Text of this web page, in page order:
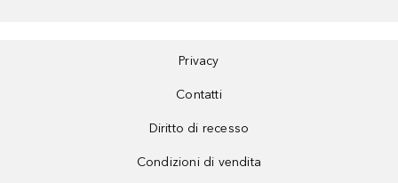
Privacy
Contatti
Diritto di recesso
Condizioni di vendita